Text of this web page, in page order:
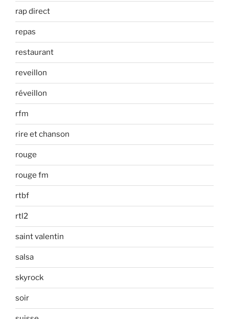
rap direct
repas
restaurant
reveillon
réveillon
rfm
rire et chanson
rouge
rouge fm
rtbf
rtl2
saint valentin
salsa
skyrock
soir